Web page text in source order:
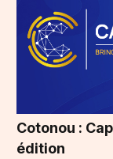
Cotonou :
édition